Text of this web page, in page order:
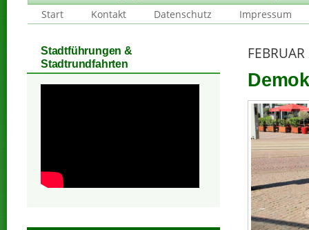
Start
Kontakt Datenschutz Impressum
Stadtführungen &
Stadtrundfahrten